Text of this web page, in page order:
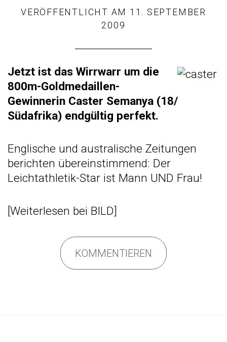
VERÖFFENTLICHT AM 11. SEPTEMBER
2009
Jetzt ist das Wirrwarr um die
800m-Goldmedaillen-
Gewinnerin Caster Semanya (18/
Südafrika) endgültig perfekt.
Englische und australische Zeitungen
berichten übereinstimmend: Der
Leichtathletik-Star ist Mann UND Frau!
[Weiterlesen bei BILD]
KOMMENTIEREN